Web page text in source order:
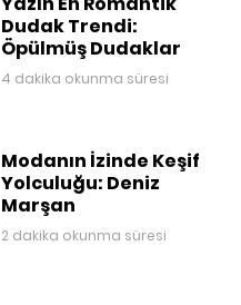
Dudak Trendi:
Öpülmüş Dudaklar
4 dakika okunma süresi
Modanın İzinde Keşif
Yolculuğu: Deniz
Marşan
2 dakika okunma süresi